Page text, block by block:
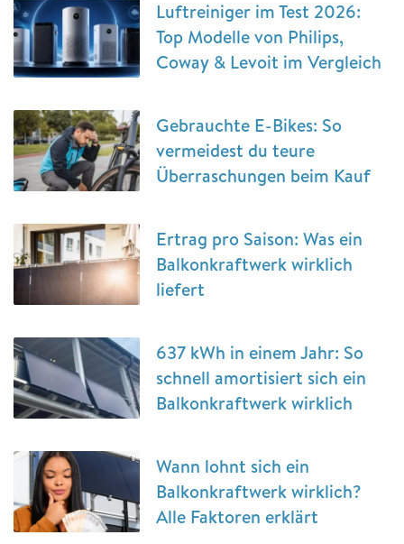
Luftreiniger im Test 2026:
Top Modelle von Philips,
Coway & Levoit im Vergleich
Gebrauchte E-Bikes: So
vermeidest du teure
Überraschungen beim Kauf
Ertrag pro Saison: Was ein
Balkonkraftwerk wirklich
liefert
637 kWh in einem Jahr: So
schnell amortisiert sich ein
Balkonkraftwerk wirklich
Wann lohnt sich ein
Balkonkraftwerk wirklich?
Alle Faktoren erklärt